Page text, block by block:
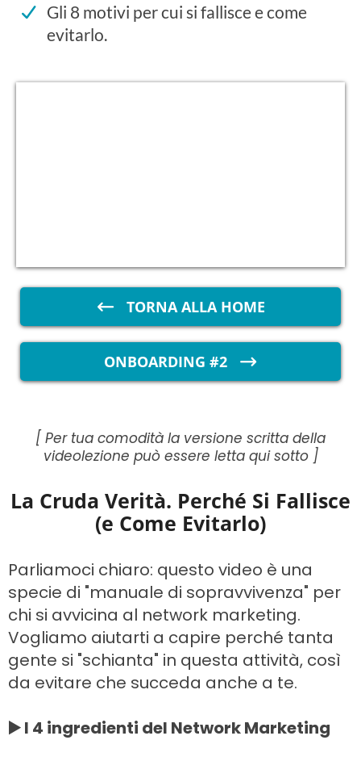
Gli 8 motivi per cui si fallisce e come
evitarlo.
TORNA ALLA HOME
ONBOARDING #2
[ Per tua comodità la versione scritta della
videolezione può essere letta qui sotto ]
La Cruda Verità. Perché Si Fallisce
(e Come Evitarlo)
Parliamoci chiaro: questo video è una
specie di "manuale di sopravvivenza" per
chi si avvicina al network marketing.
Vogliamo aiutarti a capire perché tanta
gente si "schianta" in questa attività, così
da evitare che succeda anche a te.
▶️ I 4 ingredienti del Network Marketing